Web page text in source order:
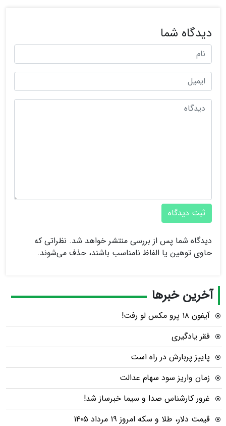
دیدگاه شما
ثبت دیدگاه
دیدگاه شما پس از بررسی منتشر خواهد شد. نظراتی که
حاوی توهین یا الفاظ نامناسب باشند، حذف می‌شوند.
آخرین خبرها
آیفون ۱۸ پرو مکس لو رفت!
فقر یادگیری
پاییز پربارش در راه است
زمان واریز سود سهام عدالت
غرور کارشناس صدا و سیما خبرساز شد!
قیمت دلار، طلا و سکه امروز ۱۹ مرداد ۱۴۰۵